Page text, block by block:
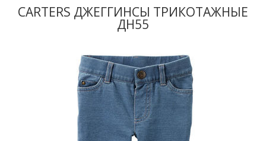
CARTERS ДЖЕГГИНСЫ ТРИКОТАЖНЫЕ
ДН55